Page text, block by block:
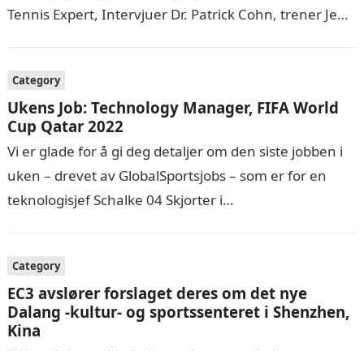
Tennis Expert, Intervjuer Dr. Patrick Cohn, trener Jeff
Category
Ukens Job: Technology Manager, FIFA World
Cup Qatar 2022
Vi er glade for å gi deg detaljer om den siste jobben i
uken – drevet av GlobalSportsjobs – som er for en
teknologisjef Schalke 04 Skjorter i…
Category
EC3 avslører forslaget deres om det nye
Dalang -kultur- og sportssenteret i Shenzhen,
Kina